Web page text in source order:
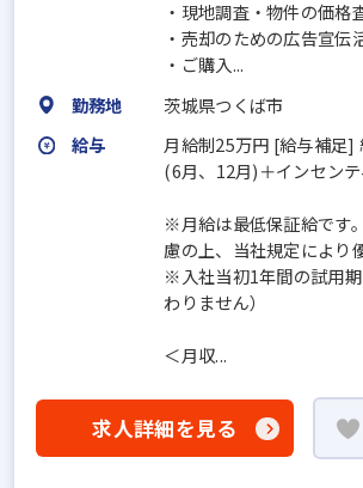
・現地調査・物件の価格
・売却のための広告宣伝
・ご購入...
勤務地
茨城県つくば市
給与
月給制25万円 [給与補足]
(6月、12月)＋インセン
※月給は最低保証給です
慮の上、当社規定により
※入社当初1年間の試用
わりません）
＜月収...
求人詳細を見る